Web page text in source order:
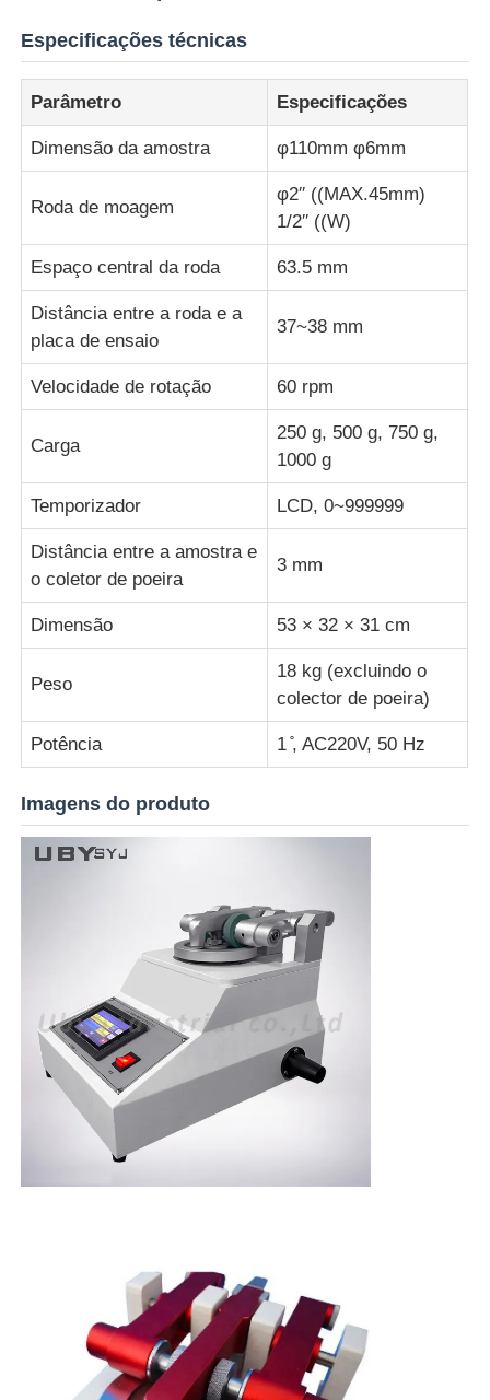
Máquina de teste de impacto
Máquina de testes da abrasão
equipamento de teste de borracha
Equipamento de teste de calçados
Equipamento de ensaio de materiais de construção
Equipamento de ensaio de embalagens
Equipamento de ensaio de adesivos
máquina de teste de tecido
verificador da dureza
Especificações técnicas
Parâmetro Especificações
Dimensão da amostra φ110mm φ6mm
Roda de moagem
φ2′′ ((MAX.45mm)
1/2′′ ((W)
Espaço central da roda 63.5 mm
Distância entre a roda e a
placa de ensaio
37~38 mm
Velocidade de rotação 60 rpm
Carga
250 g, 500 g, 750 g,
1000 g
Temporizador LCD, 0~999999
Distância entre a amostra e
o coletor de poeira
3 mm
Dimensão 53 × 32 × 31 cm
Peso
18 kg (excluindo o
colector de poeira)
Potência 1 ̊, AC220V, 50 Hz
Imagens do produto